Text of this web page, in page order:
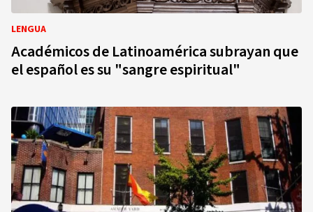
LENGUA
Académicos de Latinoamérica subrayan que
el español es su "sangre espiritual"